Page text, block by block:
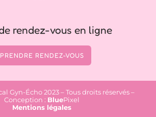
rendez-vous en ligne
PRENDRE RENDEZ-VOUS
Gyn-Écho 2023 – Tous droits réservés –
Conception : BluePixel
Mentions légales